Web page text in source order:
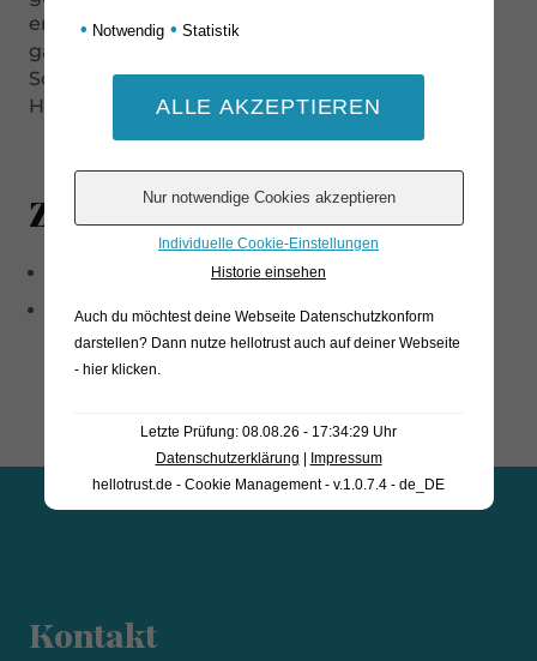
entwickelt. Dabei achtet die Familie Devodier
ganz besonders auf eine ausgewählte
Schweinezucht und traditionelle
Herstellungsweisen.
Zutaten
Meersalz
Kontakt
• Notwendig • Statistik
Individuelle Cookie-Einstellungen
Historie einsehen
Auch du möchtest deine Webseite Datenschutzkonform
darstellen? Dann nutze hellotrust auch auf deiner Webseite
- hier klicken.
Letzte Prüfung: 08.08.26 - 17:34:29 Uhr
Datenschutzerklärung
Impressum
hellotrust.de - Cookie Management - v.1.0.7.4 - de_DE